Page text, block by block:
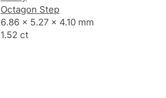
Octagon Step
6.86 x 5.27 x 4.10 mm
1.52 ct